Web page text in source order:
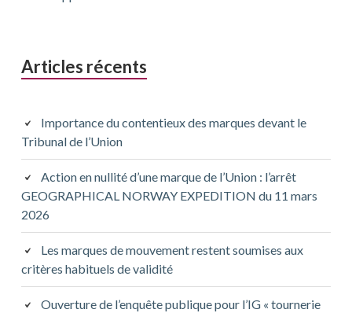
Articles récents
Importance du contentieux des marques devant le
Tribunal de l’Union
Action en nullité d’une marque de l’Union : l’arrêt
GEOGRAPHICAL NORWAY EXPEDITION du 11 mars
2026
Les marques de mouvement restent soumises aux
critères habituels de validité
Ouverture de l’enquête publique pour l’IG « tournerie